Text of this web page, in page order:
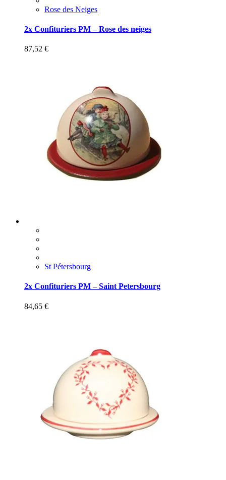
Rose des Neiges
2x Confituriers PM – Rose des neiges
87,52 €
St Pétersbourg
2x Confituriers PM – Saint Petersbourg
84,65 €